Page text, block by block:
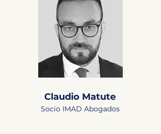
Claudio Matute
Socio IMAD Abogados